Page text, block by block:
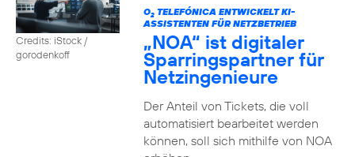
Credits: iStock /
gorodenkoff
O2TELEFÓNICA ENTWICKELT KI-
ASSISTENTEN FÜR NETZBETRIEB
„NOA“ ist digitaler
Sparringspartner für
Netzingenieure
Der Anteil von Tickets, die voll
automatisiert bearbeitet werden
können, soll sich mithilfe von NOA